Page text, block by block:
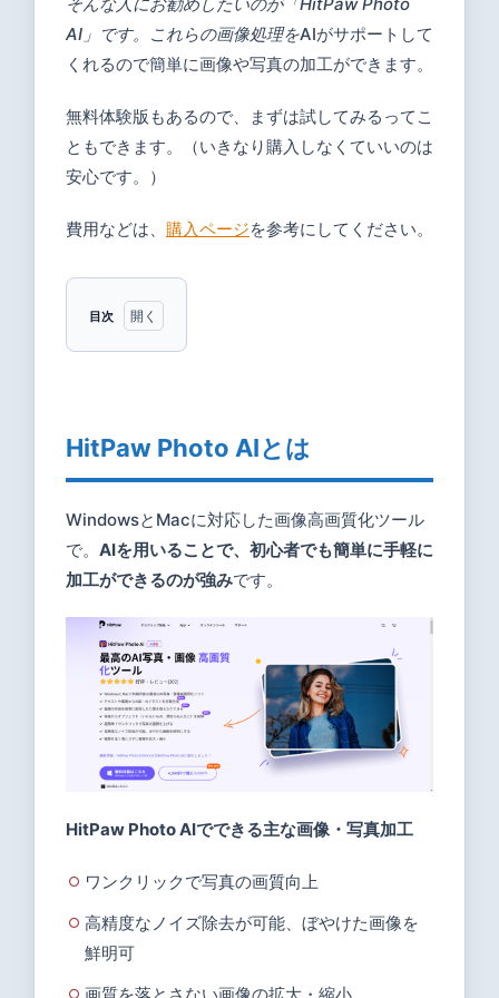
AI」です。これらの画像処理をAIがサポートして
くれるので簡単に画像や写真の加工ができます。
無料体験版もあるので、まずは試してみるってこ
ともできます。（いきなり購入しなくていいのは
安心です。）
費用などは、 購入ページを参考にしてください。
目次
2
AIのイ
ンスト
ール
3
HitPaw
Photo
い方
3.1
Photo
って画
像を高
画質化
HitPaw Photo AIとは
WindowsとMacに対応した画像高画質化ツール
で。 AIを用いることで、初心者でも簡単に手軽に
加工ができるのが強みです。
HitPaw Photo AIでできる主な画像・写真加工
ワンクリックで写真の画質向上
高精度なノイズ除去が可能、ぼやけた画像を
鮮明可